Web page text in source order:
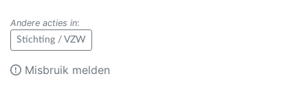
Andere acties in:
Stichting / VZW
Misbruik melden